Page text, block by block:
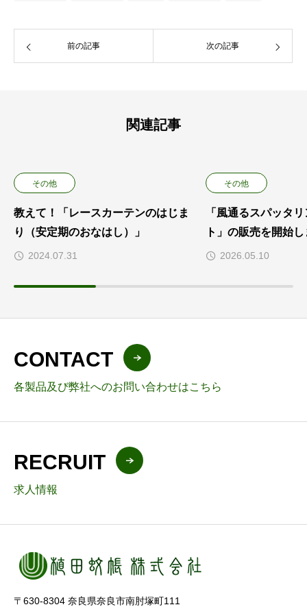
前の記事 次の記事
関連記事
その他
教えて！「レースカーテンのはじま
り（安定期のおなはし）」
2024.07.31
その他
「風通るスパッタ
ト」の販売を開始
2026.05.10
CONTACT
各製品及び弊社へのお問い合わせはこちら
RECRUIT
求人情報
〒630-8304 奈良県奈良市南肘塚町111